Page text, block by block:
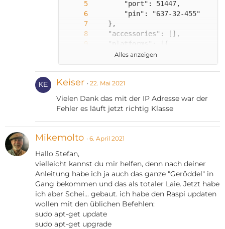
}
Alles anzeigen
Keiser 22. Mai 2021
Vielen Dank das mit der IP Adresse war der
Fehler es läuft jetzt richtig Klasse
Mikemolto 6. April 2021
Hallo Stefan,
vielleicht kannst du mir helfen, denn nach deiner
Anleitung habe ich ja auch das ganze "Geröddel" in
Gang bekommen und das als totaler Laie. Jetzt habe
ich aber Schei... gebaut. ich habe den Raspi updaten
wollen mit den üblichen Befehlen:
sudo apt-get update
sudo apt-get upgrade